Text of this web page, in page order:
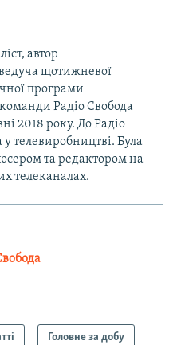
автор
щотижневої
програми
Радіо Свобода
2018 року. До Радіо
телевиробництві. Була
та редактором на
телеканалах.
Головне за добу